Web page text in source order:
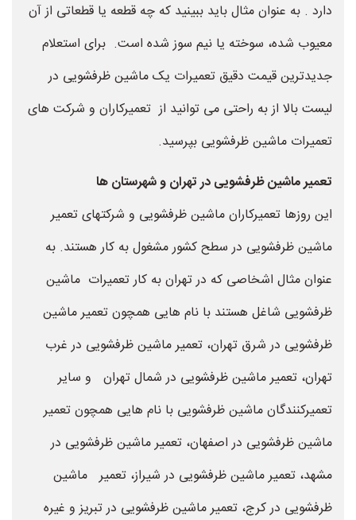
دارد . به عنوان مثال باید ببینید که چه قطعه یا قطعاتی از آن
معیوب شده، سوخته یا نیم سوز شده است. برای استعلام
جدیدترین قیمت دقیق تعمیرات یک ماشین ظرفشویی در
لیست بالا از به راحتی می توانید از تعمیرکاران و شرکت های
تعمیرات ماشین ظرفشویی بپرسید.
تعمیر ماشین ظرفشویی در تهران و شهرستان ها
این روزها تعمیرکاران ماشین ظرفشویی و شرکتهای تعمیر
ماشین ظرفشویی در سطح کشور مشغول به کار هستند. به
عنوان مثال اشخاصی که در تهران به کار تعمیرات ماشین
ظرفشویی شاغل هستند با نام هایی همچون تعمیر ماشین
ظرفشویی در شرق تهران، تعمیر ماشین ظرفشویی در غرب
تهران، تعمیر ماشین ظرفشویی در شمال تهران و سایر
تعمیرکنندگان ماشین ظرفشویی با نام هایی همچون تعمیر
ماشین ظرفشویی در اصفهان، تعمیر ماشین ظرفشویی در
مشهد، تعمیر ماشین ظرفشویی در شیراز، تعمیر ماشین
ظرفشویی در کرج، تعمیر ماشین ظرفشویی در تبریز و غیره